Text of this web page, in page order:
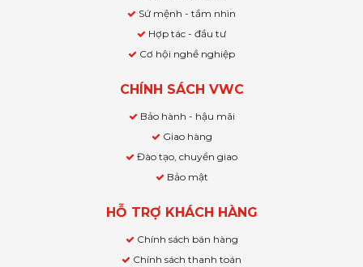
Sứ mệnh - tầm nhìn
Hợp tác - đầu tư
Cơ hội nghề nghiệp
CHÍNH SÁCH VWC
Bảo hành - hậu mãi
Giao hàng
Đào tạo, chuyển giao
Bảo mật
HỖ TRỢ KHÁCH HÀNG
Chính sách bán hàng
Chính sách thanh toán